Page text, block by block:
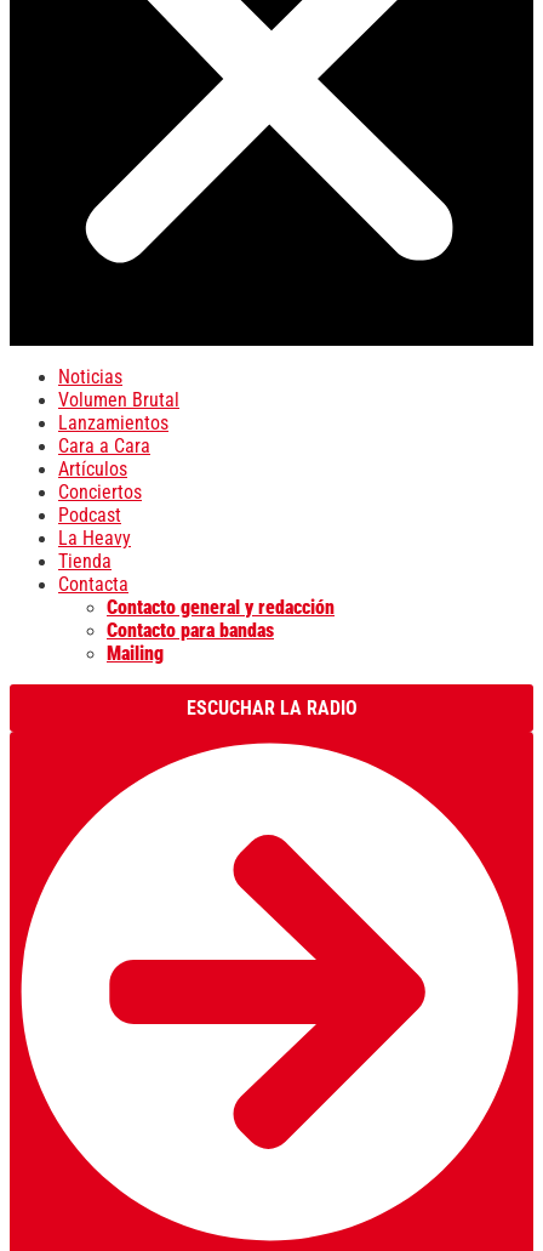
Noticias
Volumen Brutal
Lanzamientos
Cara a Cara
Artículos
Conciertos
Podcast
La Heavy
Tienda
Contacta
Contacto general y redacción
Contacto para bandas
Mailing
ESCUCHAR LA RADIO